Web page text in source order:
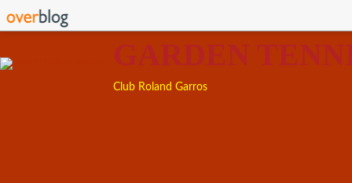
GARDEN
Club Roland Garros